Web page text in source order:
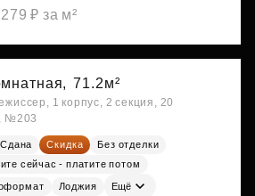
₽ за м²
71.2м²
1 корпус, 2 секция, 20
№203
Сдана Скидка
Без отделки
сейчас - платите потом
Лоджия Ещё